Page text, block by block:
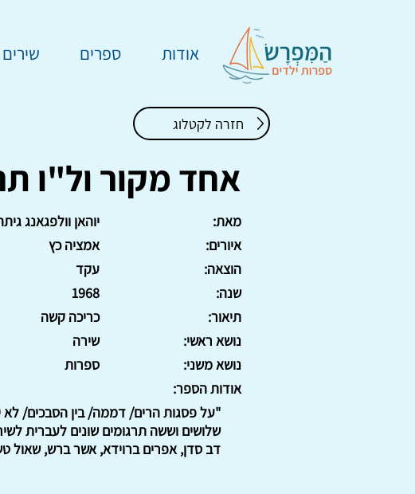
אודות ספרים
חזרה לקטלוג
אחד מקור ול"ו
יוהאן וולפגאנג
מאת:
אמציה כץ
איורים:
עקד
הוצאה:
1968
שנה:
כריכה קשה
תיאור:
שירה
נושא ראשי:
ספרות
נושא משני:
אודות הספר:
"על פסגות הרים/ דממה/ בין הסבכים/
שלושים וששה תרגומים שונים לעברית
דב סדן, אפרים ברוידא, אשר ברש, שאול